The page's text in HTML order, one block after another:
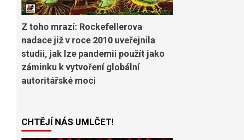
Z toho mrazí: Rockefellerova
nadace již v roce 2010 uveřejnila
studii, jak lze pandemii použít jako
záminku k vytvoření globální
autoritářské moci
CHTĚJÍ NÁS UMLČET!